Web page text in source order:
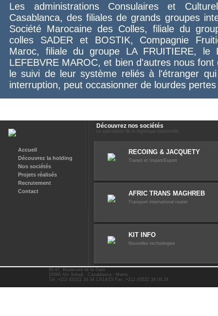
Les administrations Consulaires et
Casablanca, des filiales de grands groupes
Société Marocaine des Colles, filiale du
colles SADER et BOSTIK, Compagnie
Maroc, filiale du groupe LA FRUITIERE, le
LEFEBVRE MAROC, et bien d'autres nous
le suivi de leur système reliés à l'étranger
interruption, peut occasionner de lourdes
Accueil
Découvrez la holding
Nos sociétés
Projets réalisés
Recrutement
Contact
Découvrez nos sociétés
Le spécialiste de la logistique industrielle
RECOING & JACQUETY
Transit et Import/Export
AFRIC TRANS MAGHREB
Transport international routier
KIT INFO
Nouvelles technologies
95-97, Boulevard de la Gare
20590 Aïn Sebaâ - Casablanca - Maroc
Tél :+212 (0)522 34 04 13/14/15 Fax :+212 (0)522 34 04 24